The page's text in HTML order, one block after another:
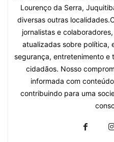
Lourenço da Serra,
diversas outras
jornalistas e
atualizadas sobre política,
segurança, entretenimento
cidadãos. Nosso
informada com
contribuindo para uma